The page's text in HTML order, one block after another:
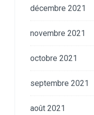
décembre 2021
novembre 2021
octobre 2021
septembre 2021
août 2021